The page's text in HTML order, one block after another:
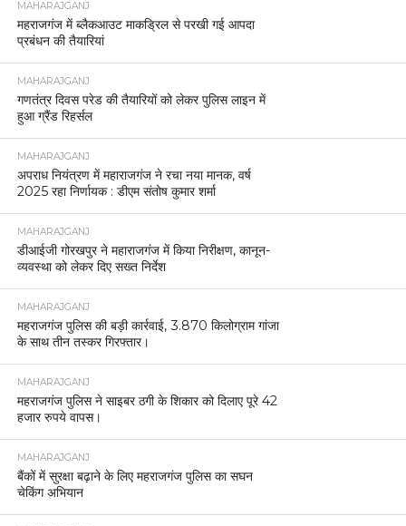
MAHARAJGANJ
महराजगंज में ब्लैकआउट माकड्रिल से परखी गई आपदा
प्रबंधन की तैयारियां
MAHARAJGANJ
गणतंत्र दिवस परेड की तैयारियों को लेकर पुलिस लाइन में
हुआ ग्रैंड रिहर्सल
MAHARAJGANJ
अपराध नियंत्रण में महाराजगंज ने रचा नया मानक, वर्ष
2025 रहा निर्णायक : डीएम संतोष कुमार शर्मा
MAHARAJGANJ
डीआईजी गोरखपुर ने महाराजगंज में किया निरीक्षण, कानून-
व्यवस्था को लेकर दिए सख्त निर्देश
MAHARAJGANJ
महराजगंज पुलिस की बड़ी कार्रवाई, 3.870 किलोग्राम गांजा
के साथ तीन तस्कर गिरफ्तार।
MAHARAJGANJ
महराजगंज पुलिस ने साइबर ठगी के शिकार को दिलाए पूरे 42
हजार रुपये वापस।
MAHARAJGANJ
बैंकों में सुरक्षा बढ़ाने के लिए महराजगंज पुलिस का सघन
चेकिंग अभियान